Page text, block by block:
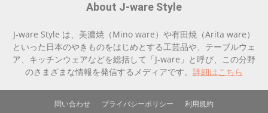
About J-ware Style
J-ware Style は、美濃焼（Mino ware）や有田焼（Arita ware）
といった日本のやきものをはじめとする工芸品や、テーブルウェ
ア、キッチンウェアなどを総括して「J-ware」と呼び、この分野
のさまざまな情報を発信するメディアです。 詳細はこちら
問い合わせ プライバシーポリシー 利用規約